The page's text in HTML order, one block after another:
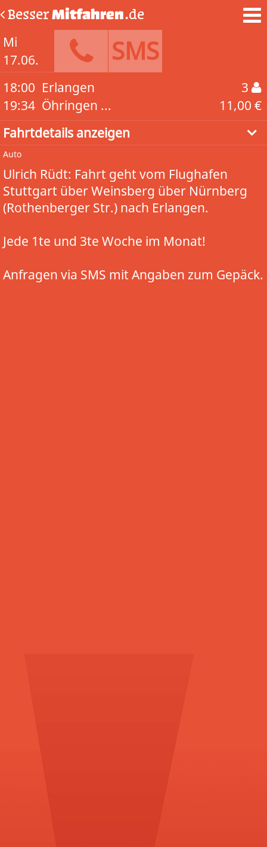
BesserMitfahren.de
Mi
17.06.
SMS
18:00
19:34
Erlangen
Öhringen ...
3
11,00 €
Fahrtdetails anzeigen
Auto
Ulrich Rüdt: Fahrt geht vom Flughafen
Stuttgart über Weinsberg über Nürnberg
(Rothenberger Str.) nach Erlangen.
Jede 1te und 3te Woche im Monat!
Anfragen via SMS mit Angaben zum Gepäck.